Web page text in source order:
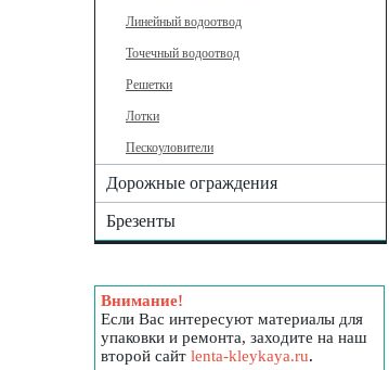
Линейный водоотвод
Точечный водоотвод
Решетки
Лотки
Пескоуловители
Дорожные ограждения
Брезенты
Внимание!
Если Вас интересуют материалы для
упаковки и ремонта, заходите на наш
второй сайт lenta-kleykaya.ru.